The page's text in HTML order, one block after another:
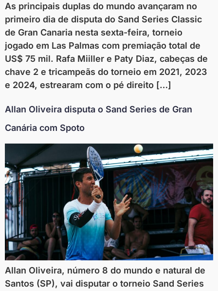
As principais duplas do mundo avançaram no
primeiro dia de disputa do Sand Series Classic
de Gran Canaria nesta sexta-feira, torneio
jogado em Las Palmas com premiação total de
US$ 75 mil. Rafa Miiller e Paty Diaz, cabeças de
chave 2 e tricampeãs do torneio em 2021, 2023
e 2024, estrearam com o pé direito […]
Allan Oliveira disputa o Sand Series de Gran
Canária com Spoto
Allan Oliveira, número 8 do mundo e natural de
Santos (SP), vai disputar o torneio Sand Series